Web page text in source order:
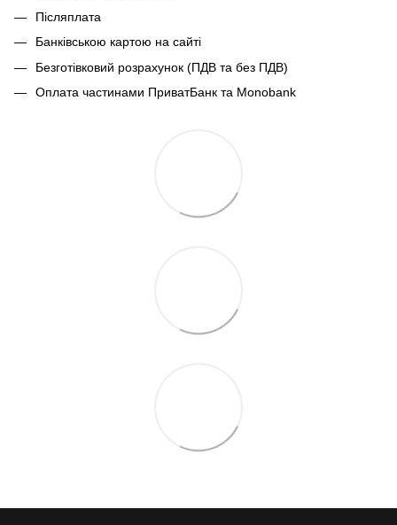
Післяплата
Банківською картою на сайті
Безготівковий розрахунок (ПДВ та без ПДВ)
Оплата частинами ПриватБанк та Monobank